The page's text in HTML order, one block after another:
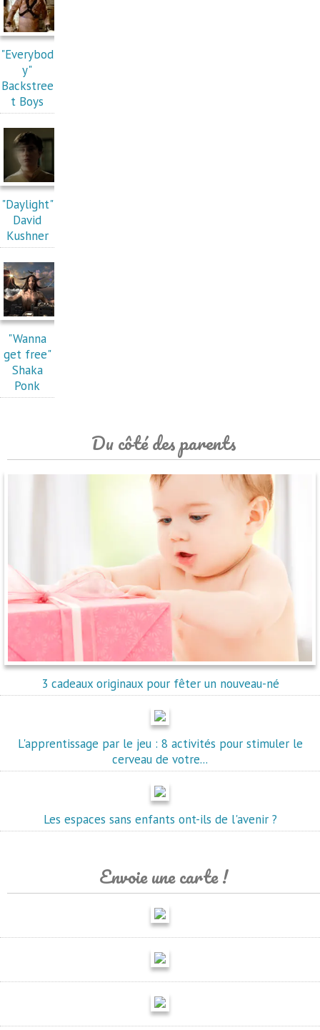
"Everybod
y"
Backstree
t Boys
"Daylight"
David
Kushner
"Wanna
get free"
Shaka
Ponk
Du côté des parents
3 cadeaux originaux pour fêter un nouveau-né
L'apprentissage par le jeu : 8 activités pour stimuler le
cerveau de votre...
Les espaces sans enfants ont-ils de l'avenir ?
Envoie une carte !